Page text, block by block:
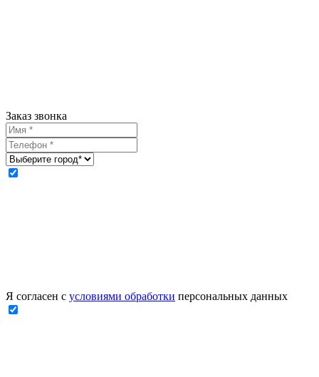
Заказ звонка
Я согласен с условиями обработки персональных данных